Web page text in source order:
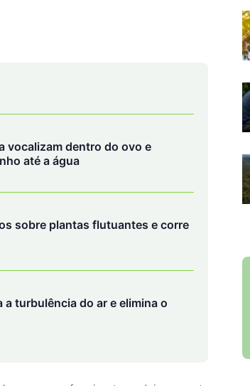
vocalizam dentro do ovo e
até a água
sobre plantas flutuantes e corre
a turbulência do ar e elimina o